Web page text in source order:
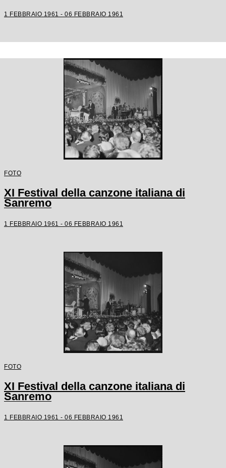
1 FEBBRAIO 1961 - 06 FEBBRAIO 1961
FOTO
XI Festival della canzone italiana di
Sanremo
1 FEBBRAIO 1961 - 06 FEBBRAIO 1961
FOTO
XI Festival della canzone italiana di
Sanremo
1 FEBBRAIO 1961 - 06 FEBBRAIO 1961